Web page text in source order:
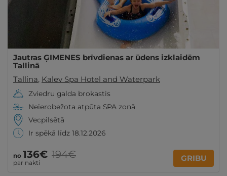
Jautras ĢIMENES brīvdienas ar ūdens izklaidēm
Tallinā
Tallina, Kalev Spa Hotel and Waterpark
Zviedru galda brokastis
Neierobežota atpūta SPA zonā
Vecpilsētā
Ir spēkā līdz 18.12.2026
no 136€
par nakti
194€ GRIBU